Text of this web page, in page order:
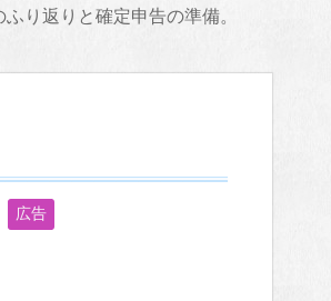
ふり返りと確定申告の準備。
広告